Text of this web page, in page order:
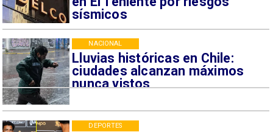
sísmicos
Lluvias históricas en Chile:
ciudades alcanzan máximos
nunca vistos
NACIONAL
DEPORTES